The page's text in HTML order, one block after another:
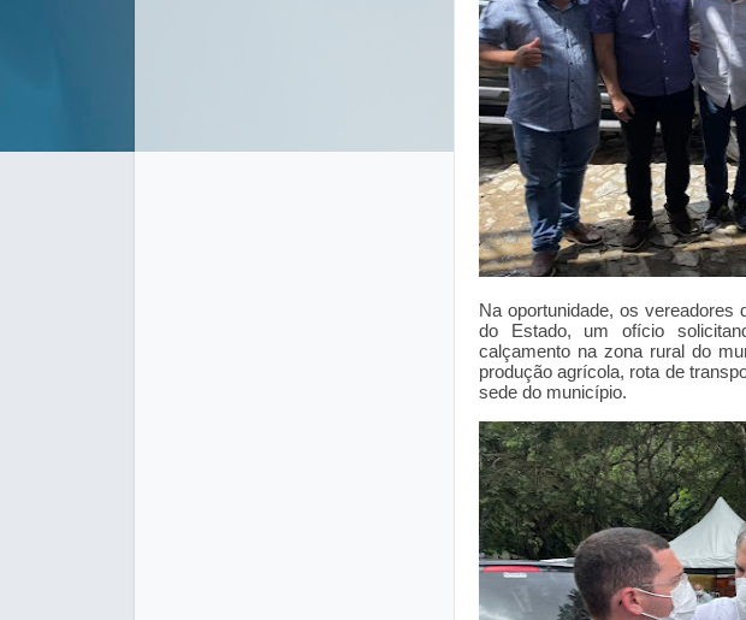
Na oportunidade, os vereadores
do Estado, um ofício
calçamento na zona rural do
produção agrícola, rota de
sede do município.